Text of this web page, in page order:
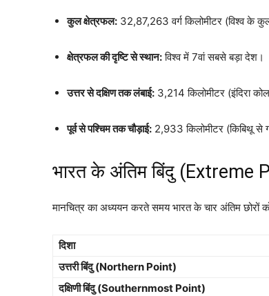
कुल क्षेत्रफल: 32,87,263 वर्ग किलोमीटर (विश्व के
क्षेत्रफल की दृष्टि से स्थान:विश्व में 7वां सबसे बड़ा देश।
उत्तर से दक्षिण तक लंबाई: 3,214 किलोमीटर (इंदिरा
पूर्व से पश्चिम तक चौड़ाई: 2,933 किलोमीटर (किबिथू से
भारत के अंतिम बिंदु (Extreme
मानचित्र का अध्ययन करते समय भारत के चार अंतिम छोरों
दिशा
उत्तरी बिंदु (Northern Point)
दक्षिणी बिंदु (Southernmost Point)